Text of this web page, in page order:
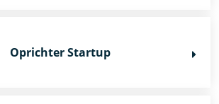
Oprichter Startup